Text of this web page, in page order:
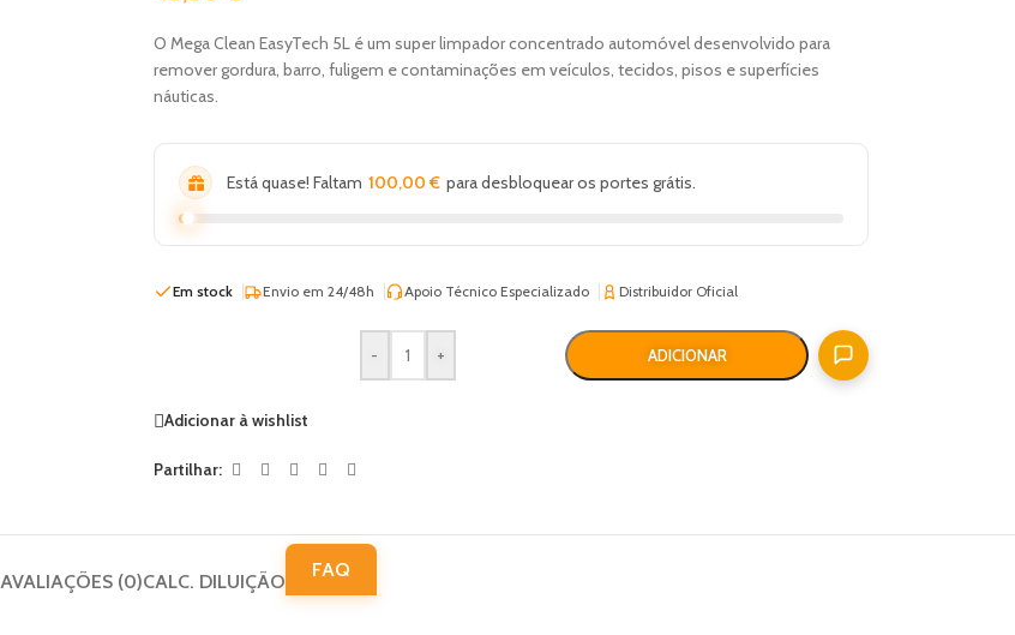
O Mega Clean EasyTech 5L é um super limpador concentrado automóvel desenvolvido para
remover gordura, barro, fuligem e contaminações em veículos, tecidos, pisos e superfícies
náuticas.
Está quase! Faltam 100,00€ para desbloquear os portes grátis.
Em stock Envio em 24/48h Apoio Técnico Especializado Distribuidor Oficial
- + ADICIONAR
Adicionar à wishlist
Partilhar:
AVALIAÇÕES (0)CALC. DILUIÇÃO
FAQ